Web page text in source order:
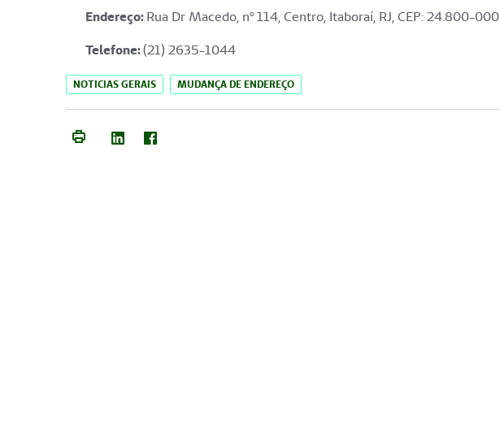
Endereço:Rua Dr Macedo, nº 114, Centro, Itaboraí, RJ, CEP: 24.800-000
Telefone:(21) 2635-1044
NOTICIAS GERAIS MUDANÇA DE ENDEREÇO